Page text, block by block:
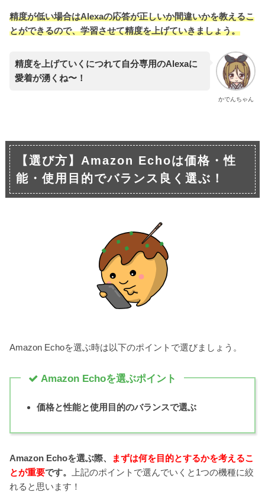
精度が低い場合はAlexaの応答が正しいか間違いかを教えるこ
とができるので、学習させて精度を上げていきましょう。
かでんちゃん
精度を上げていくにつれて自分専用のAlexaに
愛着が湧くね〜！
【選び方】Amazon Echoは価格・性
能・使用目的でバランス良く選ぶ！
Amazon Echoを選ぶ時は以下のポイントで選びましょう。
Amazon Echoを選ぶポイント
価格と性能と使用目的のバランスで選ぶ
Amazon Echoを選ぶ際、
まずは何を目的とするかを考えるこ
とが重要です。
上記のポイントで選んでいくと1つの機種に絞
れると思います！